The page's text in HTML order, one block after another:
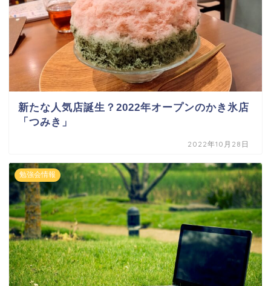
新たな人気店誕生？2022年オープンのかき氷店
「つみき」
2022年10月28日
勉強会情報